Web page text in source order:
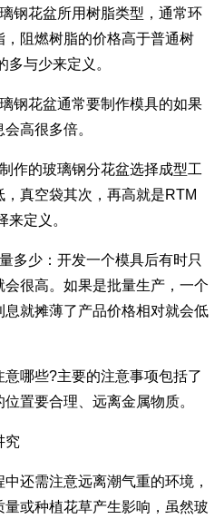
花盆所用树脂类型，通常环
阻燃树脂的价格高于普通树
多与少来定义。
花盆通常要制作模具的如果
高很多倍。
的玻璃钢分花盆选择成型工
真空袋其次，再高就是RTM
定义。
少：开发一个模具后有时只
很高。如果是批量生产，一个
就摊薄了产品价格相对就会低
哪些?主要的注意事项包括了
置要合理、远离金属物质。
究
需注意远离潮气重的环境，
量或种植花草产生影响，虽然玻